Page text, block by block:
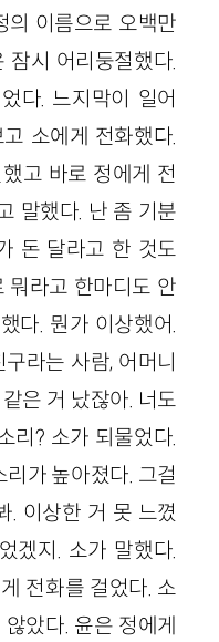
의 이름으로 오백만
시 어리둥절했다.
다. 느지막이 일어
소에게 전화했다.
고 바로 정에게 전
말했다. 난 좀 기분
돈 달라고 한 것도
뭐라고 한마디도 안
다. 뭔가 이상했어.
라는 사람, 어머니
은 거 났잖아. 너도
리? 소가 되물었다.
가 높아졌다. 그걸
. 이상한 거 못 느꼈
겠지. 소가 말했다.
전화를 걸었다. 소
았다. 윤은 정에게